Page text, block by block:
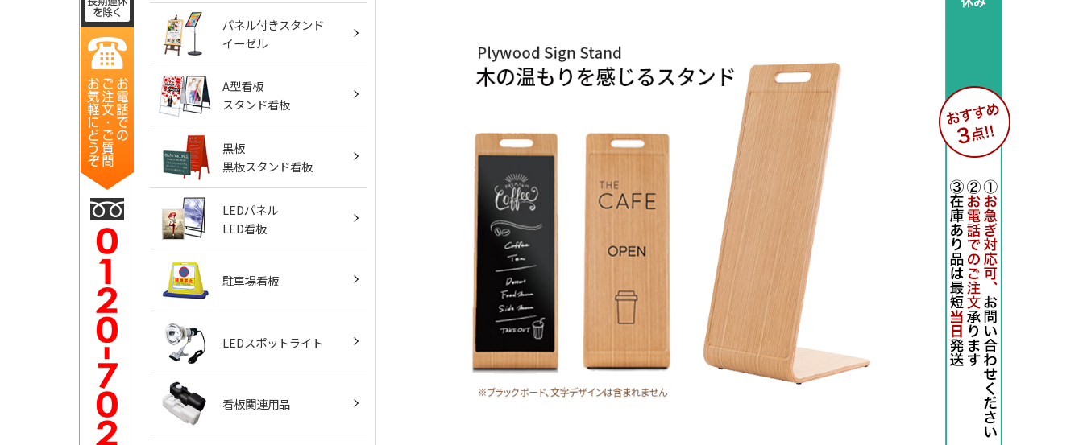
パネル付きスタンド
イーゼル
A型看板
スタンド看板
黒板
黒板スタンド看板
LEDパネル
LED看板
駐車場看板
LEDスポットライト
看板関連用品